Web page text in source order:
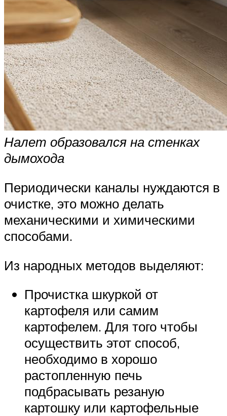
Налет образовался на стенках
дымохода
Периодически каналы нуждаются в
очистке, это можно делать
механическими и химическими
способами.
Из народных методов выделяют:
Прочистка шкуркой от
картофеля или самим
картофелем. Для того чтобы
осуществить этот способ,
необходимо в хорошо
растопленную печь
подбрасывать резаную
картошку или картофельные